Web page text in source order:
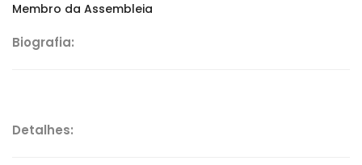
Membro da Assembleia
Biografia:
Detalhes: